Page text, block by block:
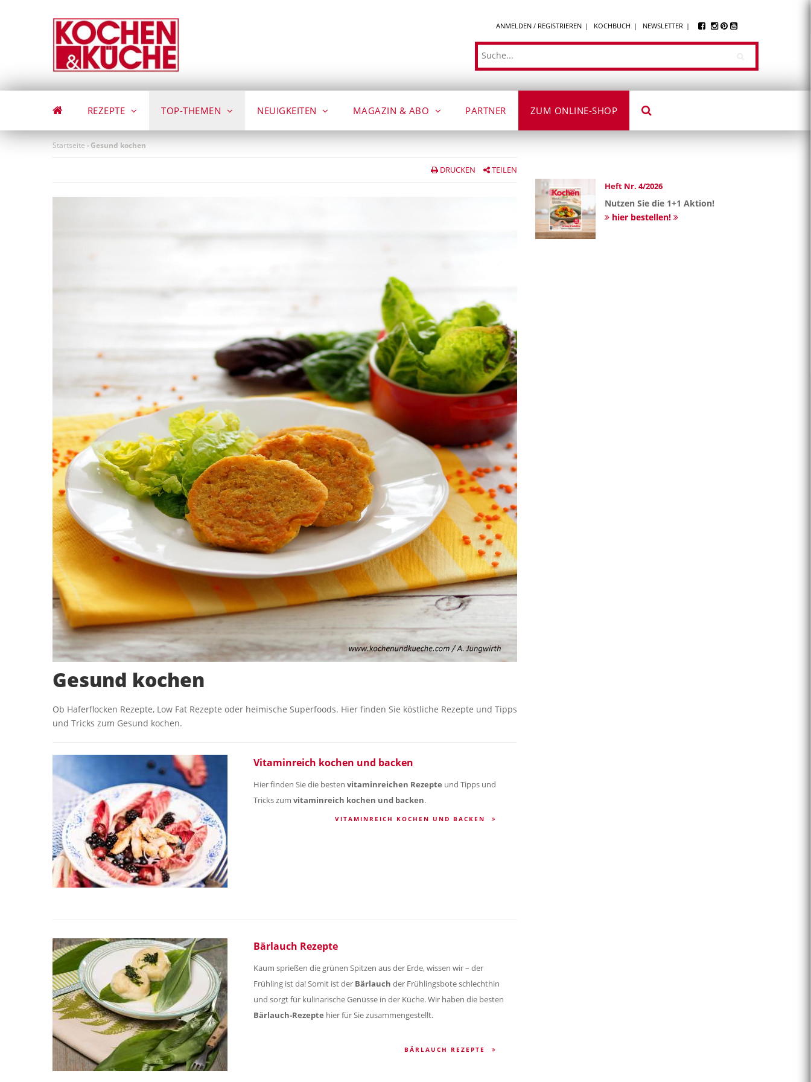
ANMELDEN / REGISTRIEREN KOCHBUCH NEWSLETTER
Suche
REZEPTE TOP-THEMEN NEUIGKEITEN MAGAZIN & ABO PARTNER ZUM ONLINE-SHOP
Startseite -Gesund kochen
DRUCKEN TEILEN
Gesund kochen
Ob Haferflocken Rezepte, Low Fat Rezepte oder heimische Superfoods. Hier finden Sie köstliche Rezepte und Tipps
und Tricks zum Gesund kochen.
Vitaminreich kochen und backen
Hier finden Sie die besten vitaminreichen Rezepte und Tipps und
Tricks zum vitaminreich kochen und backen.
VITAMINREICH KOCHEN UND BACKEN
Bärlauch Rezepte
Kaum sprießen die grünen Spitzen aus der Erde, wissen wir – der
Frühling ist da! Somit ist der Bärlauch der Frühlingsbote schlechthin
und sorgt für kulinarische Genüsse in der Küche. Wir haben die besten
Bärlauch-Rezepte hier für Sie zusammengestellt.
BÄRLAUCH REZEPTE
Heft Nr. 4/2026
Nutzen Sie die 1+1 Aktion!
hier bestellen!